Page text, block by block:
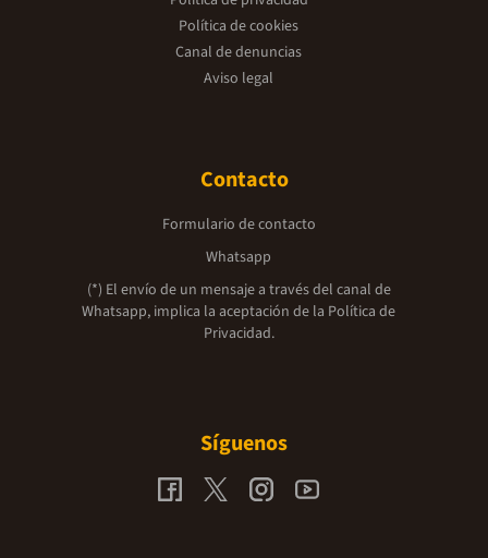
Política de cookies
Canal de denuncias
Aviso legal
Contacto
Formulario de contacto
Whatsapp
(*) El envío de un mensaje a través del canal de
Whatsapp, implica la aceptación de la Política de
Privacidad.
Síguenos